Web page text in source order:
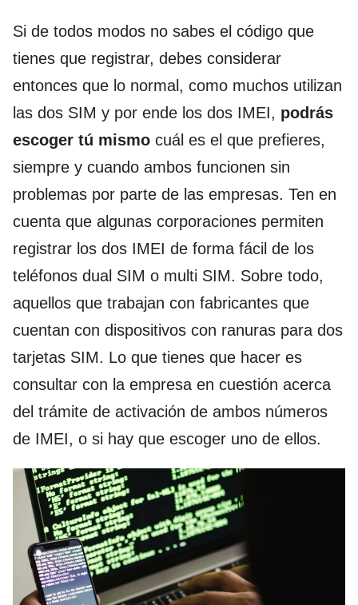
Si de todos modos no sabes el código que
tienes que registrar, debes considerar
entonces que lo normal, como muchos utilizan
las dos SIM y por ende los dos IMEI, podrás
escoger tú mismo cuál es el que prefieres,
siempre y cuando ambos funcionen sin
problemas por parte de las empresas. Ten en
cuenta que algunas corporaciones permiten
registrar los dos IMEI de forma fácil de los
teléfonos dual SIM o multi SIM. Sobre todo,
aquellos que trabajan con fabricantes que
cuentan con dispositivos con ranuras para dos
tarjetas SIM. Lo que tienes que hacer es
consultar con la empresa en cuestión acerca
del trámite de activación de ambos números
de IMEI, o si hay que escoger uno de ellos.